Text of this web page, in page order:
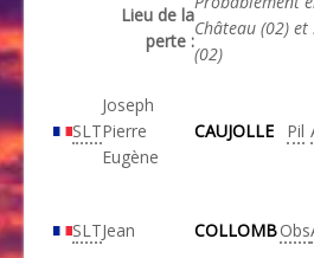
Lieu de la
perte :
Château (02) et
(02)
SLT
Joseph
Pierre
Eugène
CAUJOLLE Pil
SLTJean COLLOMBObs